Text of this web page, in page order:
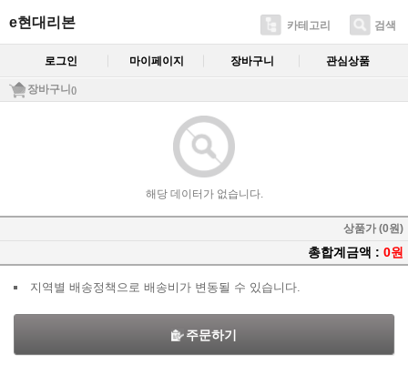
e현대리본 카테고리 검색
로그인 마이페이지 장바구니 관심상품
장바구니()
해당 데이터가 없습니다.
상품가 (0원)
총합계금액 : 0원
지역별 배송정책으로 배송비가 변동될 수 있습니다.
주문하기